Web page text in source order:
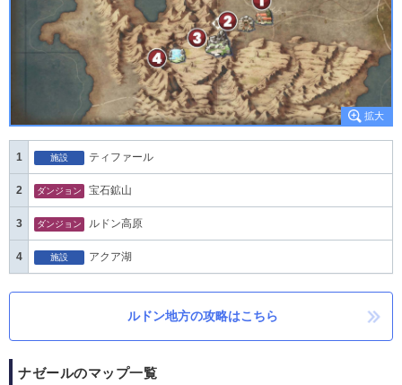
1 施設 ティファール
2 ダンジョン 宝石鉱山
3 ダンジョン ルドン高原
4 施設 アクア湖
ルドン地方の攻略はこちら
ナゼールのマップ一覧